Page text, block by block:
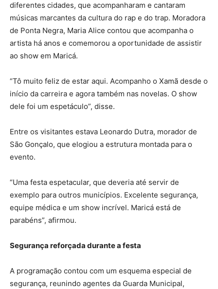
diferentes cidades, que acompanharam e cantaram
músicas marcantes da cultura do rap e do trap. Moradora
de Ponta Negra, Maria Alice contou que acompanha o
artista há anos e comemorou a oportunidade de assistir
ao show em Maricá.
“Tô muito feliz de estar aqui. Acompanho o Xamã desde o
início da carreira e agora também nas novelas. O show
dele foi um espetáculo”, disse.
Entre os visitantes estava Leonardo Dutra, morador de
São Gonçalo, que elogiou a estrutura montada para o
evento.
“Uma festa espetacular, que deveria até servir de
exemplo para outros municípios. Excelente segurança,
equipe médica e um show incrível. Maricá está de
parabéns”, afirmou.
Segurança reforçada durante a festa
A programação contou com um esquema especial de
segurança, reunindo agentes da Guarda Municipal,